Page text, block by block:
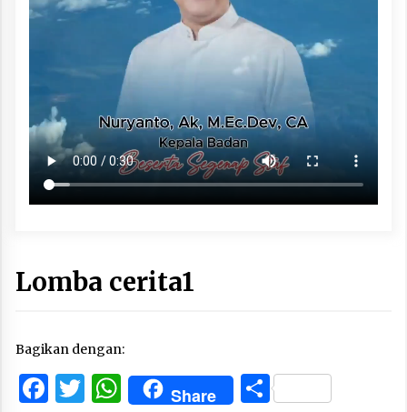
Lomba cerita1
Bagikan dengan:
Facebook
Twitter
WhatsApp
Share Share